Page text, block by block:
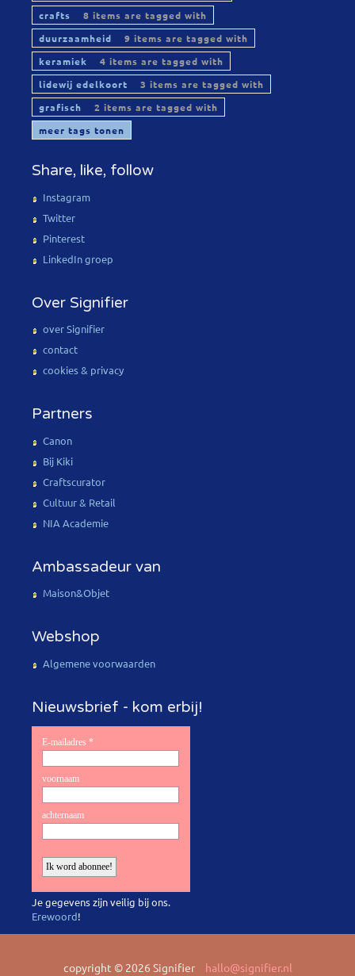
crafts
8 items are tagged with
duurzaamheid
9 items are tagged with
keramiek
4 items are tagged with
lidewij edelkoort
3 items are tagged with
grafisch
2 items are tagged with
meer tags tonen
Share, like, follow
Instagram
Twitter
Pinterest
LinkedIn groep
Over Signifier
over Signifier
contact
cookies & privacy
Partners
Canon
Bij Kiki
Craftscurator
Cultuur & Retail
NIA Academie
Ambassadeur van
Maison&Objet
Webshop
Algemene voorwaarden
Nieuwsbrief - kom erbij!
Je gegevens zijn veilig bij ons.
Erewoord!
copyright © 2026 Signifier hallo@signifier.nl